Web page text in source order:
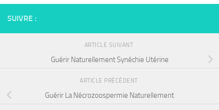
SUIVRE :
ARTICLE SUIVANT
Guérir Naturellement Synéchie Utérine
ARTICLE PRÉCÉDENT
Guérir La Nécrozoospermie Naturellement